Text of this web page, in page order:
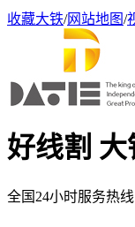
收藏大铁/网站地图/
好线割 大
全国24小时服务热线